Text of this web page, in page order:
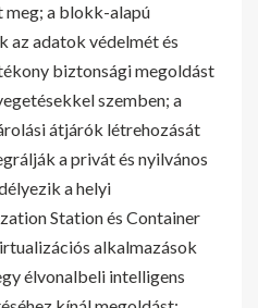
a blokk-alapú
az adatok védelmét és
biztonsági megoldást
szemben; a
átjárók létrehozását
a privát és nyilvános
a helyi
Station és Container
alkalmazások
élvonalbeli intelligens